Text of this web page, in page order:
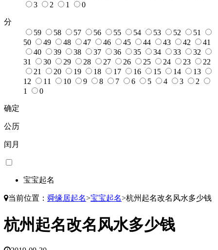
3
2 1 0
分
59
58 57 56 55 54 53 52
51
50
49 48 47 46 45 44 43 42
41
40
39 38 37 36 35 34 33
32
31
30 29 28 27 26 25 24 23
22
21
20 19 18 17 16 15 14
13
12
11 10 9 8 7 6 5 4 3
2
1
0
确定
公历
闰月
宝宝起名
当前位置： 舜缘居起名>宝宝起名>杭州起名改名风水多少钱
杭州起名改名风水多少钱